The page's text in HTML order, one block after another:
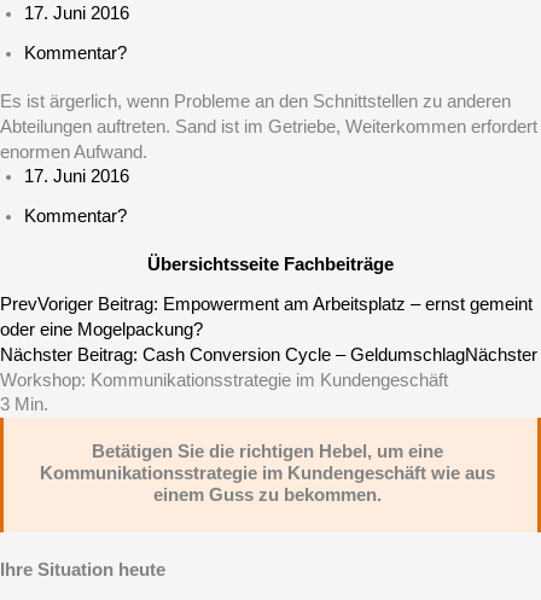
17. Juni 2016
Kommentar?
Es ist ärgerlich, wenn Probleme an den Schnittstellen zu anderen
Abteilungen auftreten. Sand ist im Getriebe, Weiterkommen erfordert
enormen Aufwand.
17. Juni 2016
Kommentar?
Übersichtsseite Fachbeiträge
PrevVoriger Beitrag: Empowerment am Arbeitsplatz – ernst gemeint
oder eine Mogelpackung?
Nächster Beitrag: Cash Conversion Cycle – GeldumschlagNächster
Workshop: Kommunikationsstrategie im Kundengeschäft
3 Min.
Betätigen Sie die richtigen Hebel, um eine
Kommunikationsstrategie im Kundengeschäft wie aus
einem Guss zu bekommen.
Ihre Situation heute